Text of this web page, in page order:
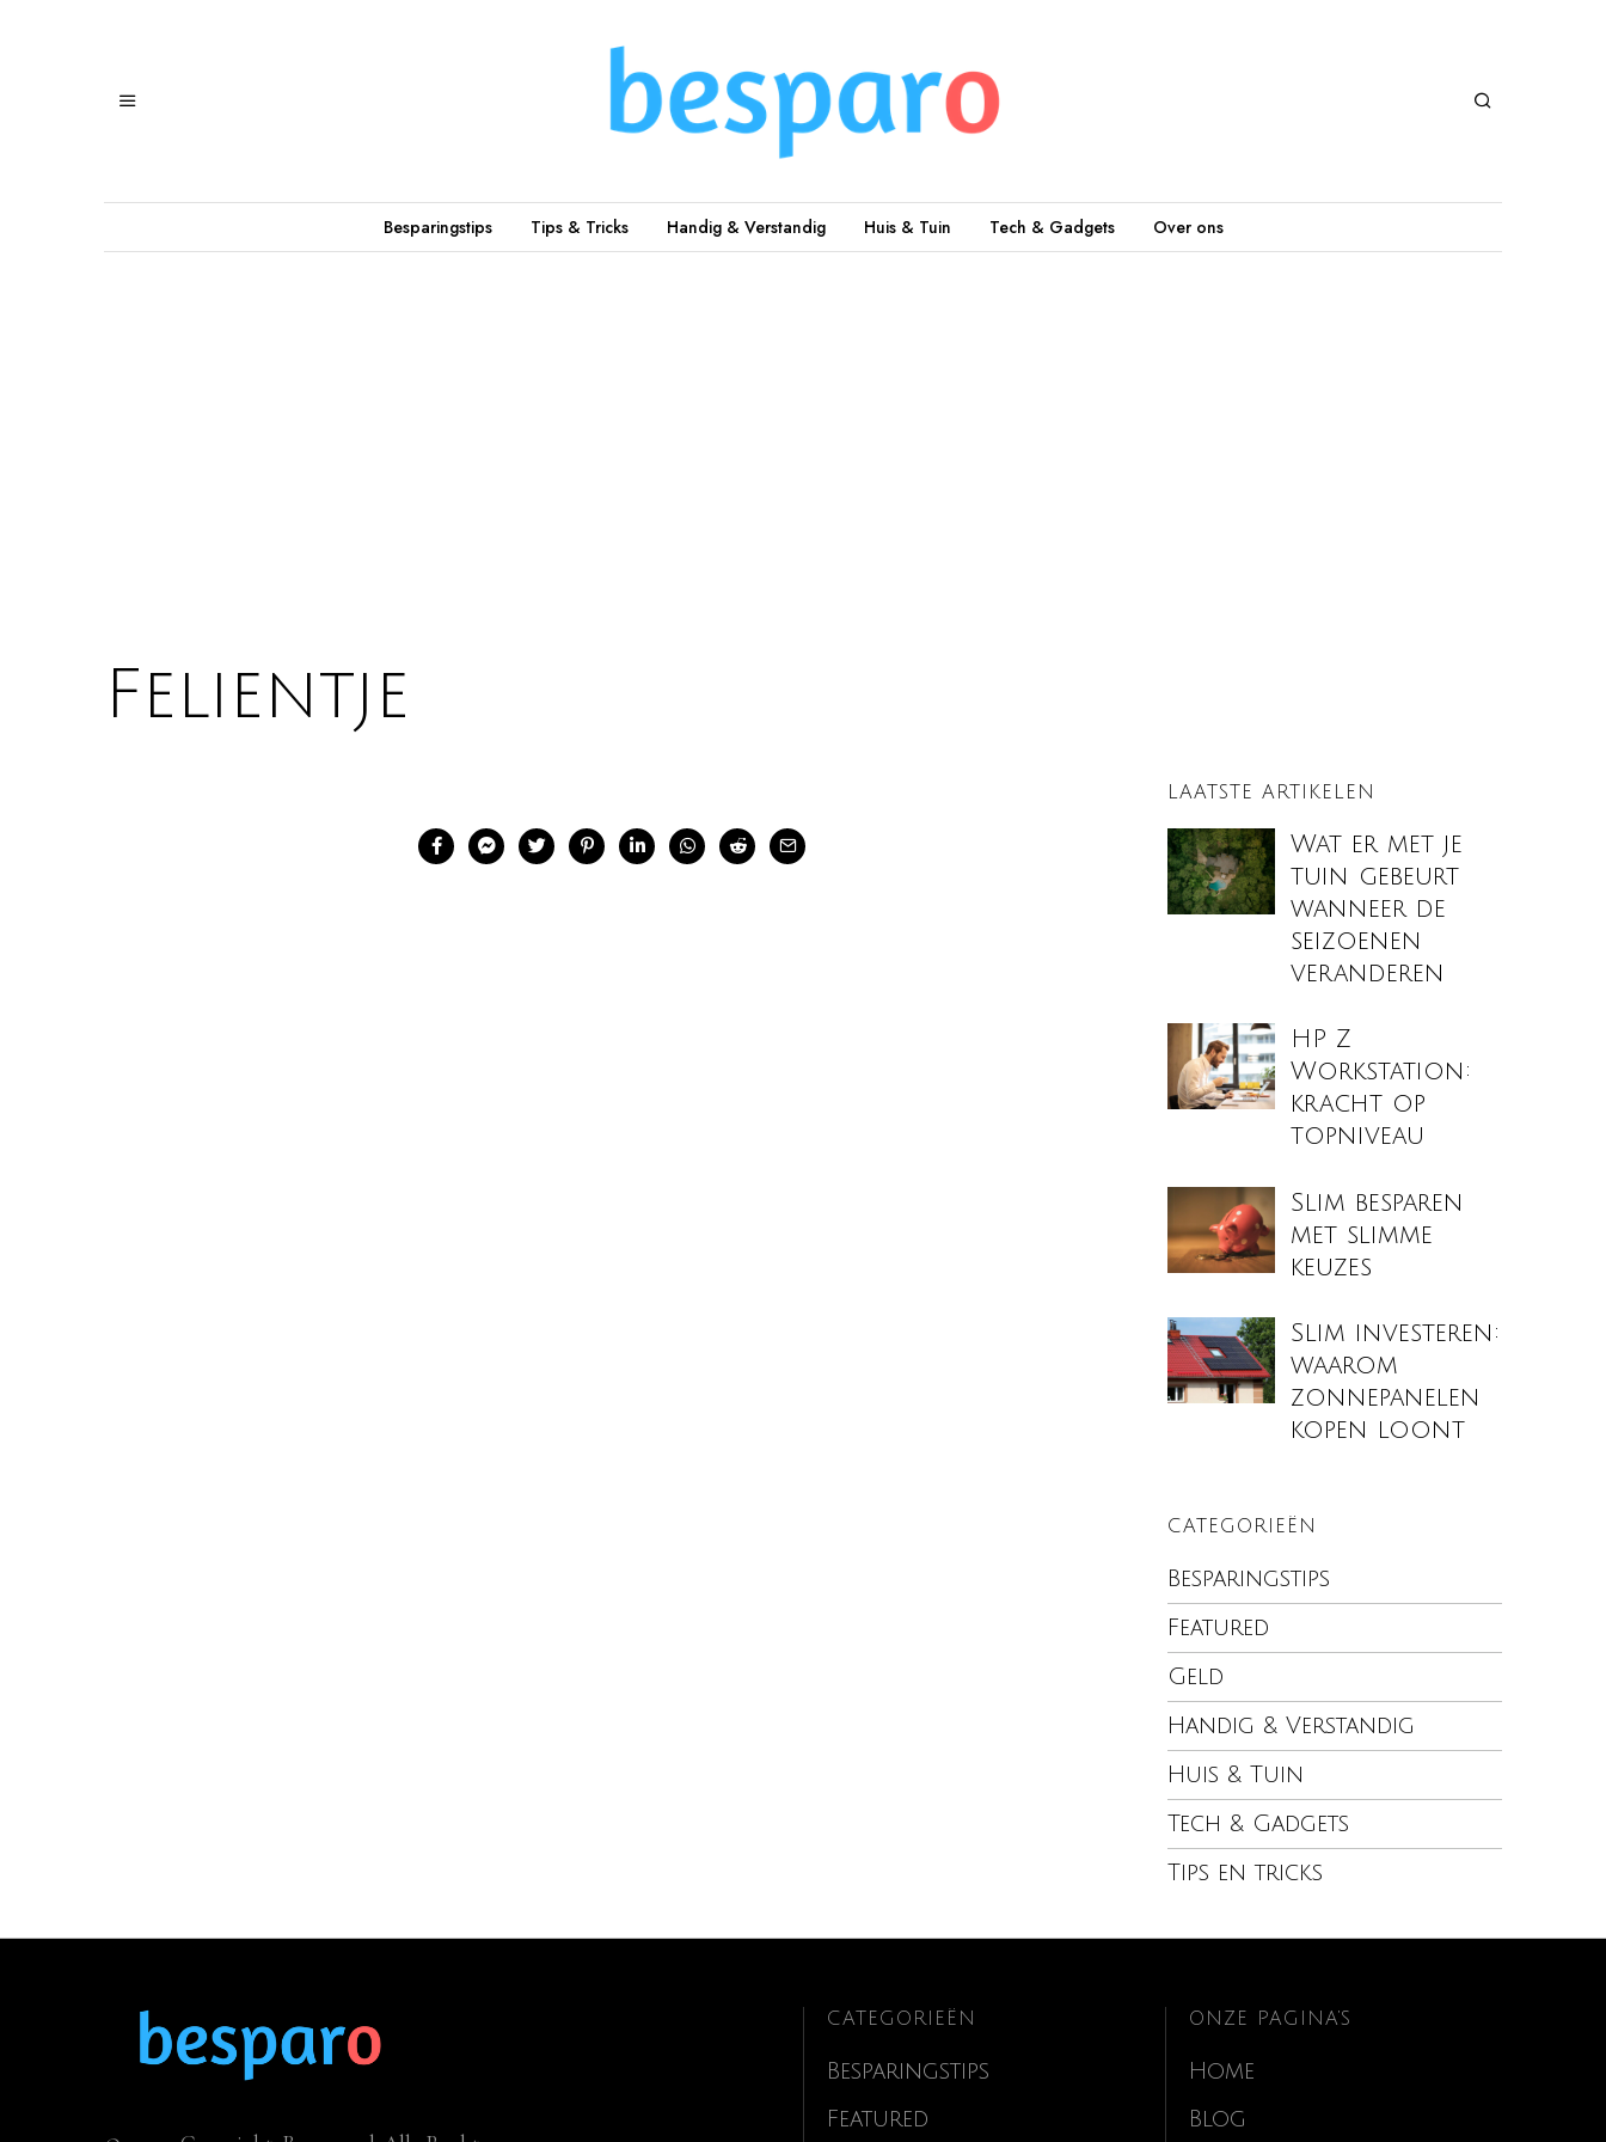
Besparingstips Tips & Tricks Handig & Verstandig Huis & Tuin Tech & Gadgets Over ons
Felientje
LAATSTE ARTIKELEN
Wat er met je
tuin gebeurt
wanneer de
seizoenen
veranderen
HP Z
Workstation:
kracht op
topniveau
Slim besparen
met slimme
keuzes
Slim investeren:
waarom
zonnepanelen
kopen loont
CATEGORIEËN
Besparingstips
Featured
Geld
Handig & Verstandig
Huis & Tuin
Tech & Gadgets
Tips en tricks
CATEGORIEËN
Besparingstips
Featured
ONZE PAGINA’S
Home
Blog